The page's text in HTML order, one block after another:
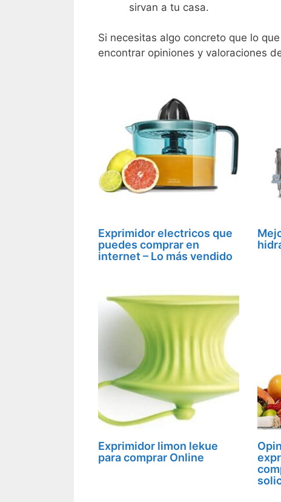
sirvan a tu casa.
Si necesitas algo concreto que lo
encontrar opiniones y valoraciones
Exprimidor electricos que
puedes comprar en
internet – Lo más vendido
Exprimidor limon lekue
para comprar Online